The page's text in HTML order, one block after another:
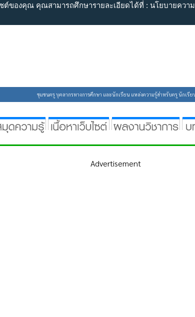
ต์ของคุณ คุณสามารถศึกษารายละเอียดได้ที่ : นโยบายควา
ชุมชนครู บุคลากรทางการศึกษา และนักเรียน แหล่งความรู้สำหรับครู นักเรี
Advertisement